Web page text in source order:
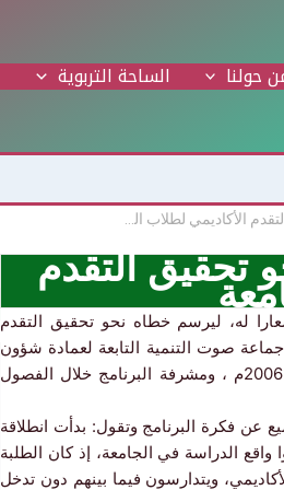
حولنا الساحة التربوية
سنوات نحو تحقيق التقدم
له، ليرسم خطاه نحو تحقيق التقدم
جماعة صوت التنمية التابعة لعمادة شؤون
الطلبة في جامعة السلطان قابوس، والذي تأسس في العام الأكاديمي 2005 – 2006م ، ومشرفة البرنامج خلال الفصول
عن فكرة البرنامج وتقول: بدأت انطلاقة
الدراسة في الجامعة، إذ كان الطلبة
ويتدارسون فيما بينهم دون تدخل